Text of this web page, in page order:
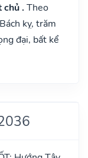
chủ . Theo
kỵ, trăm
đại, bất kể